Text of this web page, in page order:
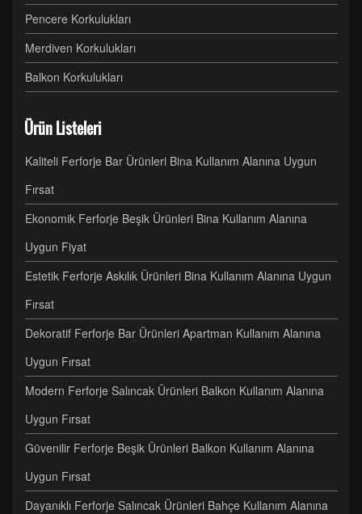
Pencere Korkulukları
Merdiven Korkulukları
Balkon Korkulukları
Ürün Listeleri
Kaliteli Ferforje Bar Ürünleri Bina Kullanım Alanına Uygun
Fırsat
Ekonomik Ferforje Beşik Ürünleri Bina Kullanım Alanına
Uygun Fiyat
Estetik Ferforje Askılık Ürünleri Bina Kullanım Alanına Uygun
Fırsat
Dekoratif Ferforje Bar Ürünleri Apartman Kullanım Alanına
Uygun Fırsat
Modern Ferforje Salıncak Ürünleri Balkon Kullanım Alanına
Uygun Fırsat
Güvenilir Ferforje Beşik Ürünleri Balkon Kullanım Alanına
Uygun Fırsat
Dayanıklı Ferforje Salıncak Ürünleri Bahçe Kullanım Alanına